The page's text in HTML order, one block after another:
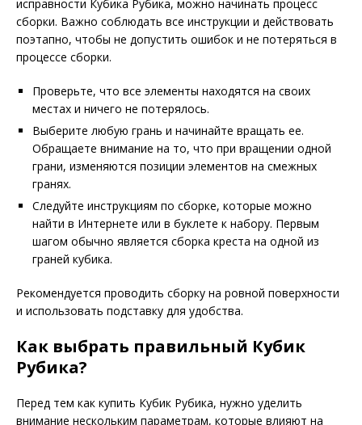
исправности Кубика Рубика, можно начинать процесс
сборки. Важно соблюдать все инструкции и действовать
поэтапно, чтобы не допустить ошибок и не потеряться в
процессе сборки.
Проверьте, что все элементы находятся на своих
местах и ничего не потерялось.
Выберите любую грань и начинайте вращать ее.
Обращаете внимание на то, что при вращении одной
грани, изменяются позиции элементов на смежных
гранях.
Следуйте инструкциям по сборке, которые можно
найти в Интернете или в буклете к набору. Первым
шагом обычно является сборка креста на одной из
граней кубика.
Рекомендуется проводить сборку на ровной поверхности
и использовать подставку для удобства.
Как выбрать правильный Кубик
Рубика?
Перед тем как купить Кубик Рубика, нужно уделить
внимание нескольким параметрам, которые влияют на